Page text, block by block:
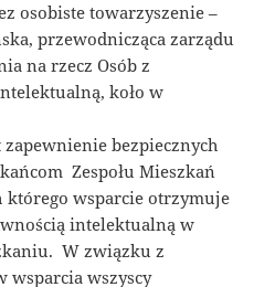
osobiste towarzyszenie –
przewodnicząca zarządu
na rzecz Osób z
koło w
bezpiecznych
Zespołu Mieszkań
którego wsparcie otrzymuje
intelektualną w
W związku z
wsparcia wszyscy